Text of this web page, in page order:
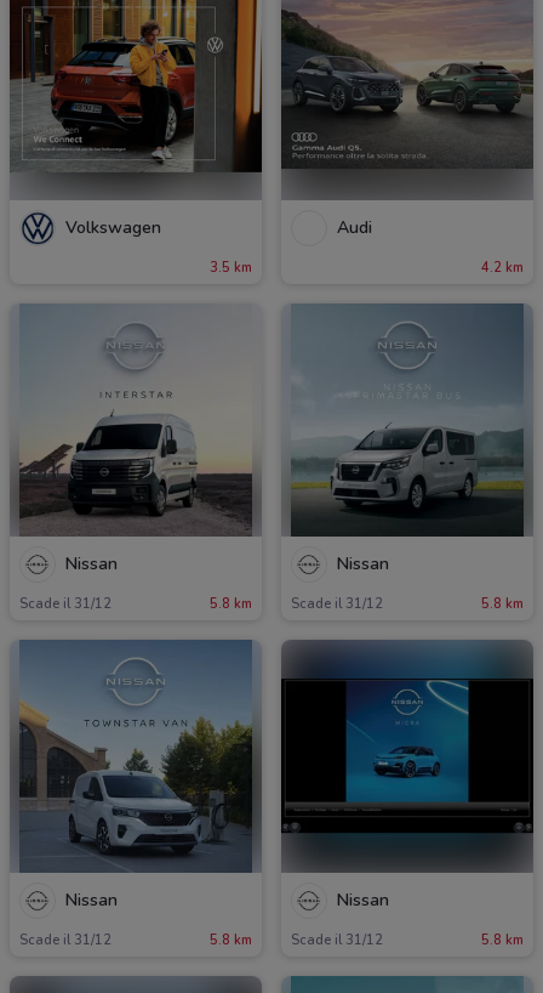
Volkswagen
3.5 km
Audi
4.2 km
Nissan
Scade il 31/12 5.8 km
Nissan
Scade il 31/12 5.8 km
Nissan
Scade il 31/12 5.8 km
Nissan
Scade il 31/12 5.8 km